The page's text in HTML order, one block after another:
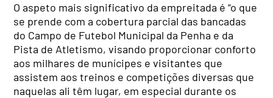
O aspeto mais significativo da empreitada é “o que
se prende com a cobertura parcial das bancadas
do Campo de Futebol Municipal da Penha e da
Pista de Atletismo, visando proporcionar conforto
aos milhares de munícipes e visitantes que
assistem aos treinos e competições diversas que
naquelas ali têm lugar, em especial durante os